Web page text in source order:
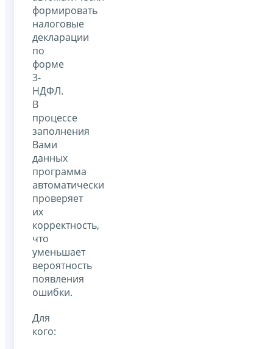
формировать
налоговые
декларации
по
форме
3-
НДФЛ.
В
процессе
заполнения
Вами
данных
программа
автоматически
проверяет
их
корректность,
что
уменьшает
вероятность
появления
ошибки.
Для
кого: